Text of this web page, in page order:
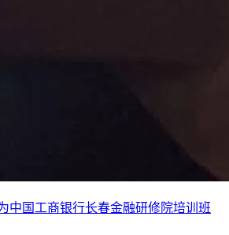
中国工商银行长春金融研修院培训班